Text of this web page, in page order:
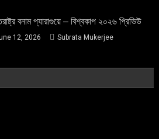
বনাম প্যারাগুয়ে – বিশ্বকাপ ২০২৬ প্রিভিউ
12, 2026 Subrata Mukerjee